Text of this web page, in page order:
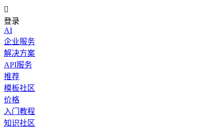

登录
AI
企业服务
解决方案
API服务
推荐
模板社区
价格
入门教程
知识社区